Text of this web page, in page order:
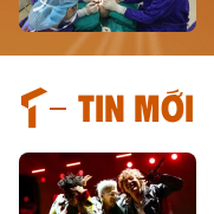
Tin mới